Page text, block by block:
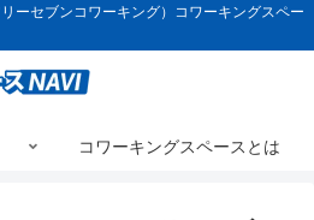
ーセブンコワーキング）コワーキングスペー
コワーキングスペースとは